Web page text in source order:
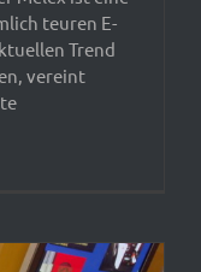
teuren E-
Trend
vereint